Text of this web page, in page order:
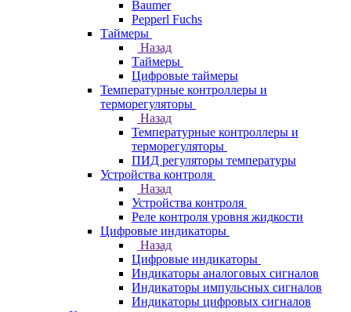
Baumer
Pepperl Fuchs
Таймеры
Назад
Таймеры
Цифровые таймеры
Температурные контроллеры и
терморегуляторы
Назад
Температурные контроллеры и
терморегуляторы
ПИД регуляторы температуры
Устройства контроля
Назад
Устройства контроля
Реле контроля уровня жидкости
Цифровые индикаторы
Назад
Цифровые индикаторы
Индикаторы аналоговых сигналов
Индикаторы импульсных сигналов
Индикаторы цифровых сигналов